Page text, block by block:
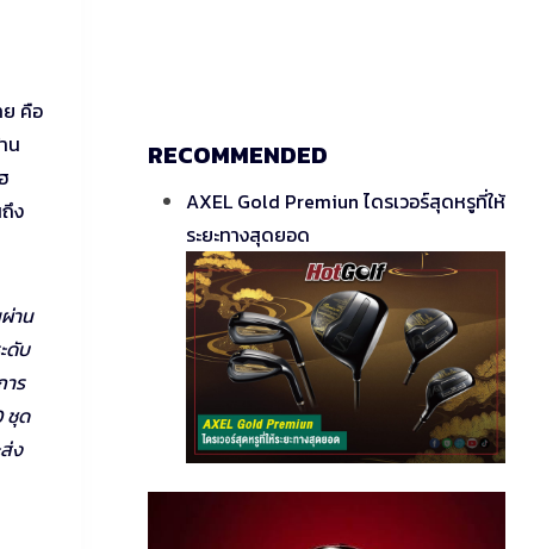
ย คือ
น
ง
าน
ดับ
ร
ชุด
ง
RECOMMENDED
AXEL Gold Premiun ไดรเวอร์สุดหรูที่ให้
ระยะทางสุดยอด